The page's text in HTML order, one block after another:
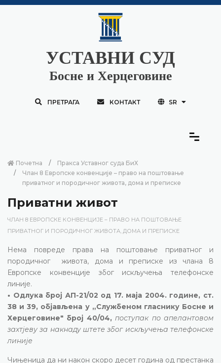
УСТАВНИ СУД
Босне и Херцеговине
ПРЕТРАГА КОНТАКТ SR
Почетна
Пракса Уставног суда БиХ
Члан 8 Европске конвенције – право на поштовање
приватног и породичног живота, дома и преписке
Приватни живот
ЧЛАН 8 ЕВРОПСКЕ КОНВЕНЦИЈЕ – ПРАВО НА ПОШТОВАЊЕ
ПРИВАТНОГ И ПОРОДИЧНОГ ЖИВОТА, ДОМА И ПРЕПИСКЕ
Нема повреде права на поштовање приватног и
породичног живота, дома и преписке из члана 8
Европске конвенције због искључења телефонске
линије.
• Одлука број АП-21/02 од 17. маја 2004. године, ст.
38 и 39, објављена у „Службеном гласнику Босне и
Херцеговине" број 40/04,поступак по апелантовом
захтјеву за накнаду штете због искључења телефонске
линије
Чињеница да ни након скоро десет година од престанка